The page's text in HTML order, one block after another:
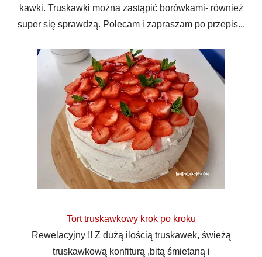
kawki. Truskawki można zastąpić borówkami- również
super się sprawdzą. Polecam i zapraszam po przepis...
Tort truskawkowy krok po kroku
Rewelacyjny !! Z dużą ilością truskawek, świeżą
truskawkową konfiturą ,bitą śmietaną i